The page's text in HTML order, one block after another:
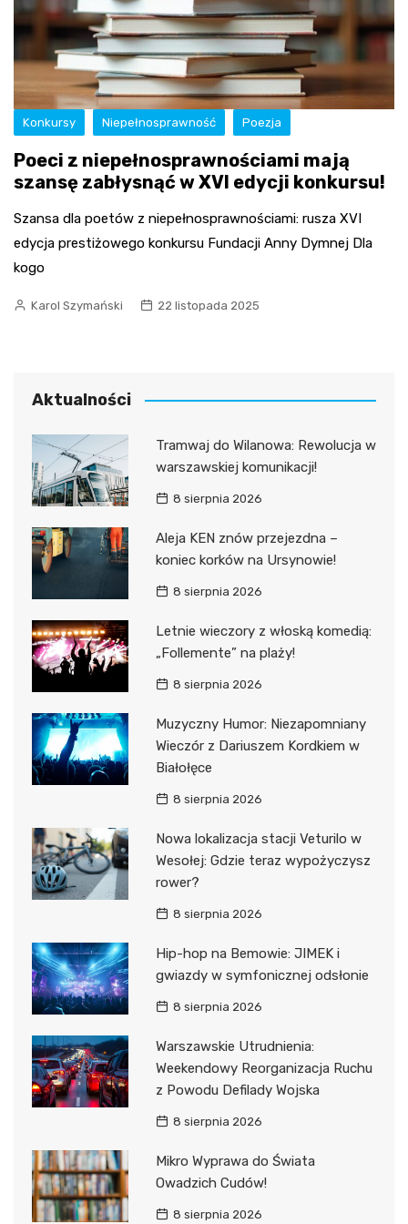
Konkursy Niepełnosprawność Poezja
Poeci z niepełnosprawnościami mają
szansę zabłysnąć w XVI edycji konkursu!
Szansa dla poetów z niepełnosprawnościami: rusza XVI
edycja prestiżowego konkursu Fundacji Anny Dymnej Dla
kogo
Karol Szymański 22 listopada 2025
Aktualności
Tramwaj do Wilanowa: Rewolucja w
warszawskiej komunikacji!
8 sierpnia 2026
Aleja KEN znów przejezdna –
koniec korków na Ursynowie!
8 sierpnia 2026
Letnie wieczory z włoską komedią:
„Follemente” na plaży!
8 sierpnia 2026
Muzyczny Humor: Niezapomniany
Wieczór z Dariuszem Kordkiem w
Białołęce
8 sierpnia 2026
Nowa lokalizacja stacji Veturilo w
Wesołej: Gdzie teraz wypożyczysz
rower?
8 sierpnia 2026
Hip-hop na Bemowie: JIMEK i
gwiazdy w symfonicznej odsłonie
8 sierpnia 2026
Warszawskie Utrudnienia:
Weekendowy Reorganizacja Ruchu
z Powodu Defilady Wojska
8 sierpnia 2026
Mikro Wyprawa do Świata
Owadzich Cudów!
8 sierpnia 2026